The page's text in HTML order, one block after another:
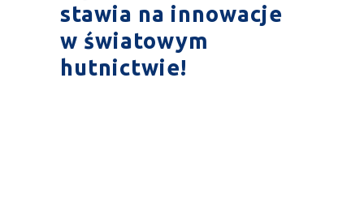
stawia na innowacje
w światowym
hutnictwie!